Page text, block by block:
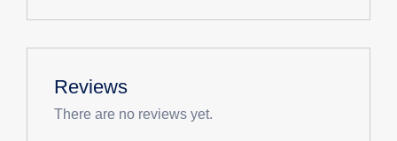
Reviews
There are no reviews yet.